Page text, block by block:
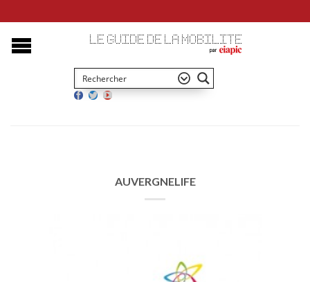
AUVERGNELIFE